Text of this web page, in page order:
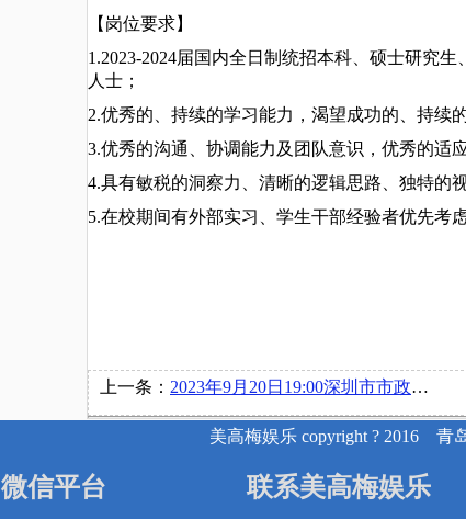
【岗位要求】
1.2023-2024届国内全日制统招本科、硕士研究
人士；
2.优秀的、持续的学习能力，渴望成功的、持续
3.优秀的沟通、协调能力及团队意识，优秀的适
4.具有敏税的洞察力、清晰的逻辑思路、独特的视
5.在校期间有外部实习、学生干部经验者优先考虑
上一条： 2023年9月20日19:00深圳市市政工程总公司在博文楼218举行线下宣讲会
美高梅娱乐 copyright ? 2016 青
微信平台 联系美高梅娱乐